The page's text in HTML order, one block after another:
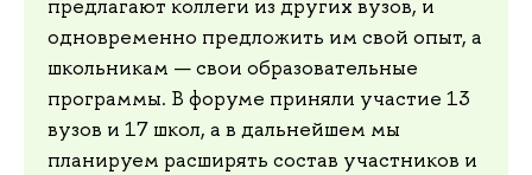
предлагают коллеги из других вузов, и
одновременно предложить им свой опыт, а
школьникам — свои образовательные
программы. В форуме приняли участие 13
вузов и 17 школ, а в дальнейшем мы
планируем расширять состав участников и